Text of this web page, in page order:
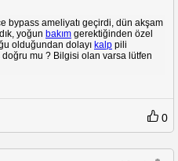
bypass ameliyatı geçirdi, dün akşam
yoğun bakım gerektiğinden özel
olduğundan dolayı kalp pili
doğru mu ? Bilgisi olan varsa lütfen
0